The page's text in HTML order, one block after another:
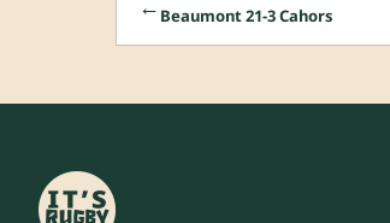
Beaumont 21-3 Cahors